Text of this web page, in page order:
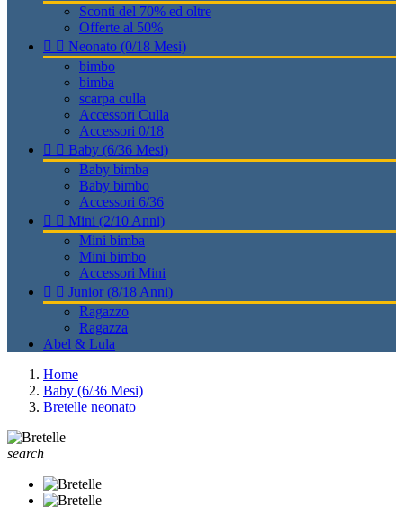
Sconti del 70% ed oltre
Offerte al 50%
  Neonato (0/18 Mesi)
bimbo
bimba
scarpa culla
Accessori Culla
Accessori 0/18
  Baby (6/36 Mesi)
Baby bimba
Baby bimbo
Accessori 6/36
  Mini (2/10 Anni)
Mini bimba
Mini bimbo
Accessori Mini
  Junior (8/18 Anni)
Ragazzo
Ragazza
Abel & Lula
Home
Baby (6/36 Mesi)
Bretelle neonato
search